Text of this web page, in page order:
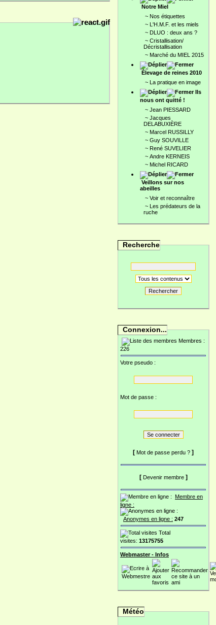
Notre Miel
~ Nos étiquettes
~ L'H.M.F. et les miels
~ DLUO : deux ans ?
~ Cristallisation/
Décristallisation
~ Marché du MIEL 2015
Élevage de reines 2010
~ La pratique en image
Ils
nous ont quitté !
~ Jean PIESSARD
~ Jacques
DELABUXIÈRE
~ Marcel RUSSILLY
~ Guy SOUVILLE
~ René SUVELIER
~ Andre KERNEIS
~ Michel RICARD
Veillons sur nos
abeilles
~ Voir et reconnaître
~ Les prédateurs de la
ruche
Recherche
Rechercher
Connexion...
Membres :
226
Votre pseudo :
Mot de passe :
[ Mot de passe perdu ? ]
[ Devenir membre]
Membre en
ligne :
Anonymes en ligne : 247
Total
visites: 13175755
Webmaster - Infos
Météo